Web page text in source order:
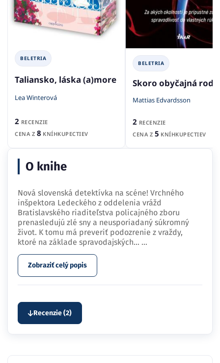
BELETRIA
Taliansko, láska (a)more
Lea Winterová
2 RECENZIE
CENA Z 8 KNÍHKUPECTIEV
BELETRIA
Skoro obyčajná
Mattias Edvardsson
2 RECENZIE
CENA Z 5 KNÍHKUPECTIEV
O knihe
Nová slovenská detektívka na scéne! Vrchného
inšpektora Ledeckého z oddelenia vrážd
Bratislavského riaditeľstva policajného zboru
prenasledujú zlé sny a neusporiadaný súkromný
život. K tomu má preveriť podozrenie z vraždy,
ktoré na základe spravodajských… ...
Zobraziť celý popis
Recenzie (2)